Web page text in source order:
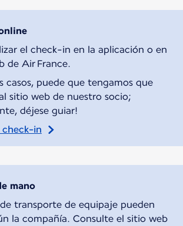
el check-in en la aplicación o en
de Air France.
casos, puede que tengamos que
sitio web de nuestro socio;
déjese guiar!
check-in
mano
de transporte de equipaje pueden
la compañía. Consulte el sitio web